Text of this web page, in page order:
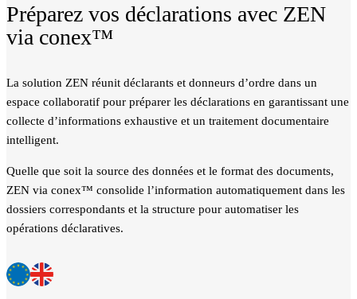
Préparez vos déclarations avec ZEN
via conex™
La solution ZEN réunit déclarants et donneurs d’ordre dans un
espace collaboratif pour préparer les déclarations en garantissant une
collecte d’informations exhaustive et un traitement documentaire
intelligent.
Quelle que soit la source des données et le format des documents,
ZEN via conex™ consolide l’information automatiquement dans les
dossiers correspondants et la structure pour automatiser les
opérations déclaratives.